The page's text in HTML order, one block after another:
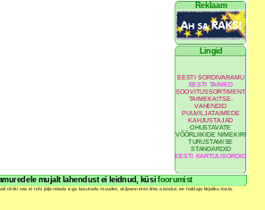
Reklaam
Lingid
EESTI SORDIVARAMU
EESTI TAIMED
SOOVITUSSORTIMENT
TAIMEKAITSE-
VAHENDID
PUUVILJATAIMEDE
KAHJUSTAJAD
OHUSTAVATE
VÕÕRLIIKIDE NIMEKIRI
TURUSTAMISE
STANDARDID
EESTI KARTULISORDID
mujalt lahendust ei leidnud, küsi foorumist
ühtki osa ei tohi jäljendada ega kasutada muudes väljaannetes ilma aiandus.ee haldaja kirjaliku loata.